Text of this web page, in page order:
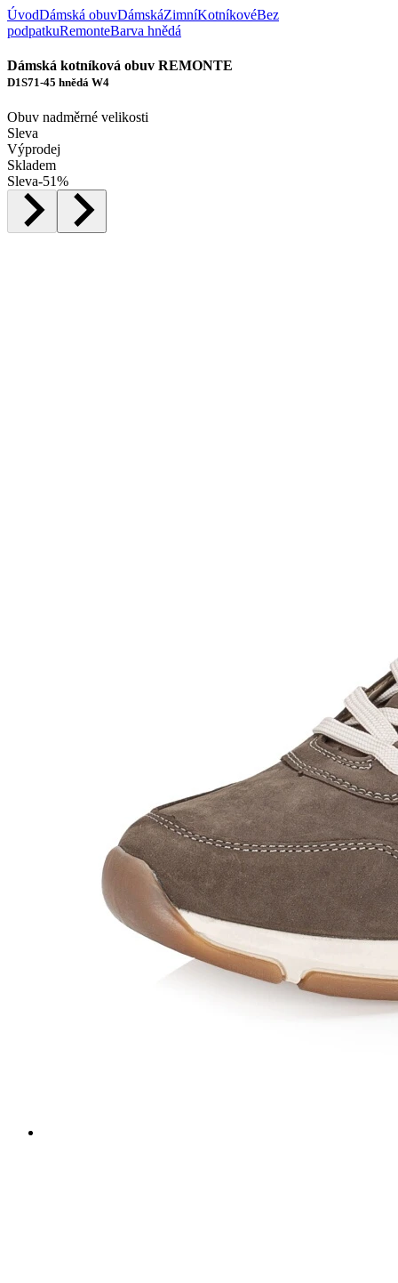
ÚvodDámská obuvDámskáZimníKotníkovéBez
podpatkuRemonteBarva hnědá
Dámská kotníková obuv REMONTE
D1S71-45 hnědá W4
Obuv nadměrné velikosti
Sleva
Výprodej
Skladem
Sleva-51%